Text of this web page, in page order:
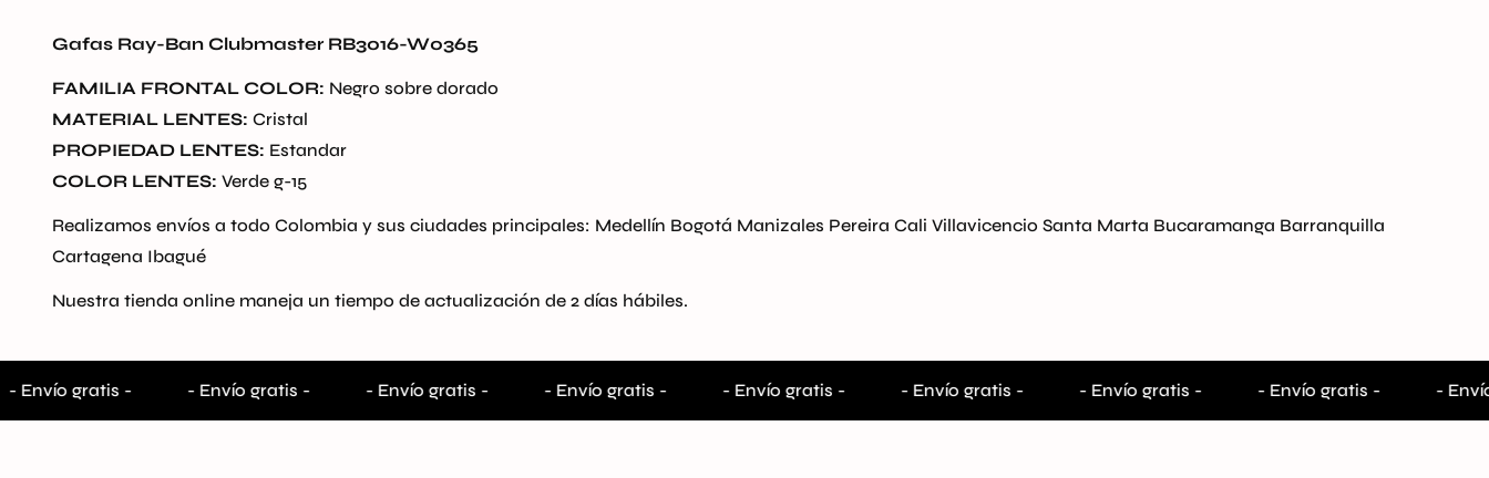
Gafas Ray-Ban Clubmaster RB3016-W0365
FAMILIA FRONTAL COLOR: Negro sobre dorado
MATERIAL LENTES: Cristal
PROPIEDAD LENTES: Estandar
COLOR LENTES: Verde g-15
Realizamos envíos a todo Colombia y sus ciudades principales: Medellín Bogotá Manizales Pereira Cali Villavicencio Santa Marta Bucaramanga Barranquilla
Cartagena Ibagué
Nuestra tienda online maneja un tiempo de actualización de 2 días hábiles.
- Envío gratis - - Envío gratis - - Envío gratis - - Envío gratis - - Envío gratis - - Envío gratis - - Envío gratis - - Envío gratis - -